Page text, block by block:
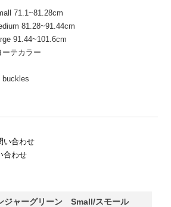
71.1~81.28cm
81.28~91.44cm
91.44~101.6cm
ーテカラー
buckles
い合わせ
合わせ
ジャーグリーン Small/スモール